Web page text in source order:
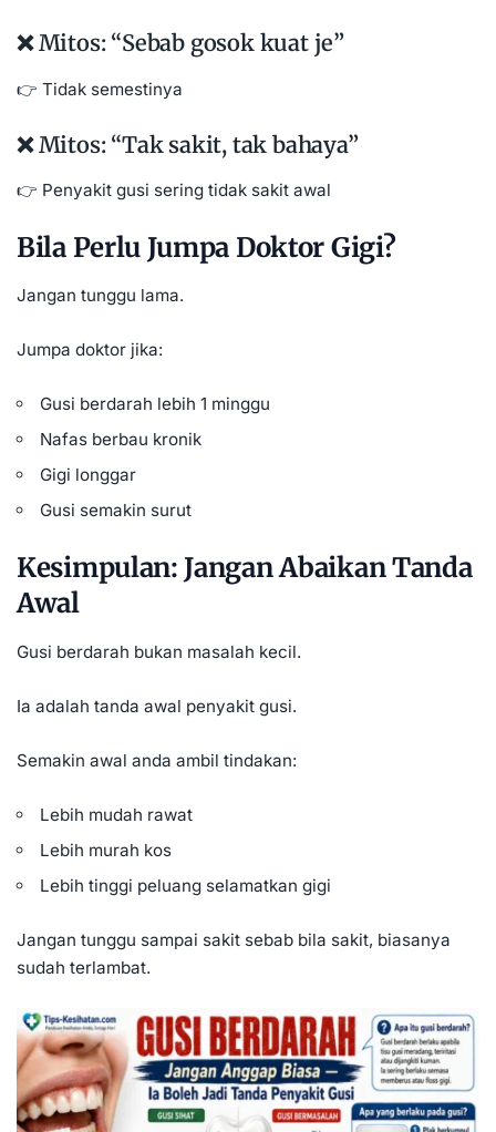
❌ Mitos: “Sebab gosok kuat je”
👉 Tidak semestinya
❌ Mitos: “Tak sakit, tak bahaya”
👉 Penyakit gusi sering tidak sakit awal
Bila Perlu Jumpa Doktor Gigi?
Jangan tunggu lama.
Jumpa doktor jika:
Gusi berdarah lebih 1 minggu
Nafas berbau kronik
Gigi longgar
Gusi semakin surut
Kesimpulan: Jangan Abaikan Tanda
Awal
Gusi berdarah bukan masalah kecil.
Ia adalah tanda awal penyakit gusi.
Semakin awal anda ambil tindakan:
Lebih mudah rawat
Lebih murah kos
Lebih tinggi peluang selamatkan gigi
Jangan tunggu sampai sakit sebab bila sakit, biasanya
sudah terlambat.